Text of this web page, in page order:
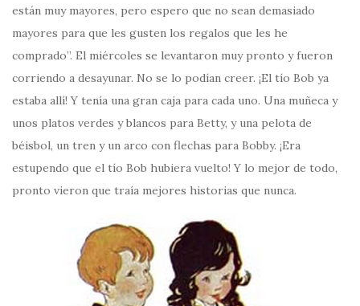
están muy mayores, pero espero que no sean demasiado
mayores para que les gusten los regalos que les he
comprado”. El miércoles se levantaron muy pronto y fueron
corriendo a desayunar. No se lo podían creer. ¡El tío Bob ya
estaba allí! Y tenía una gran caja para cada uno. Una muñeca y
unos platos verdes y blancos para Betty, y una pelota de
béisbol, un tren y un arco con flechas para Bobby. ¡Era
estupendo que el tío Bob hubiera vuelto! Y lo mejor de todo,
pronto vieron que traía mejores historias que nunca.